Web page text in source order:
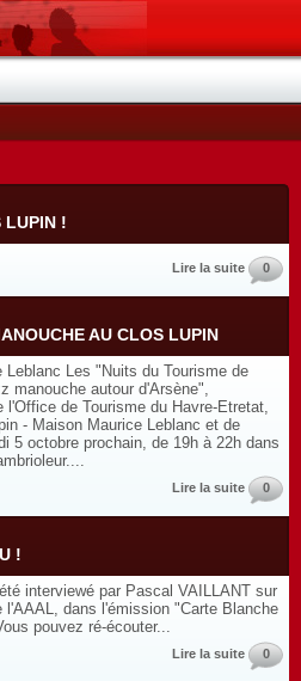
LUPIN !
Lire la suite 0
AU CLOS LUPIN
Leblanc Les "Nuits du Tourisme de
manouche autour d'Arsène",
de Tourisme du Havre-Etretat,
- Maison Maurice Leblanc et de
5 octobre prochain, de 19h à 22h dans
Lire la suite 0
!
interviewé par Pascal VAILLANT sur
l'AAAL, dans l'émission "Carte Blanche
pouvez ré-écouter...
Lire la suite 0